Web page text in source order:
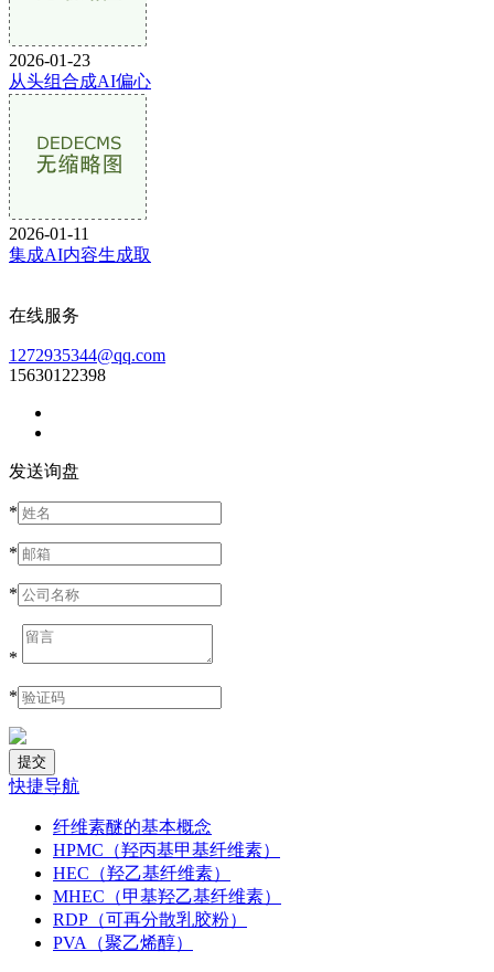
2026-01-23
从头组合成AI偏心
2026-01-11
集成AI内容生成取
在线服务
1272935344@qq.com
15630122398
发送询盘
*
*
*
*
*
快捷导航
纤维素醚的基本概念
HPMC（羟丙基甲基纤维素）
HEC（羟乙基纤维素）
MHEC（甲基羟乙基纤维素）
RDP（可再分散乳胶粉）
PVA（聚乙烯醇）